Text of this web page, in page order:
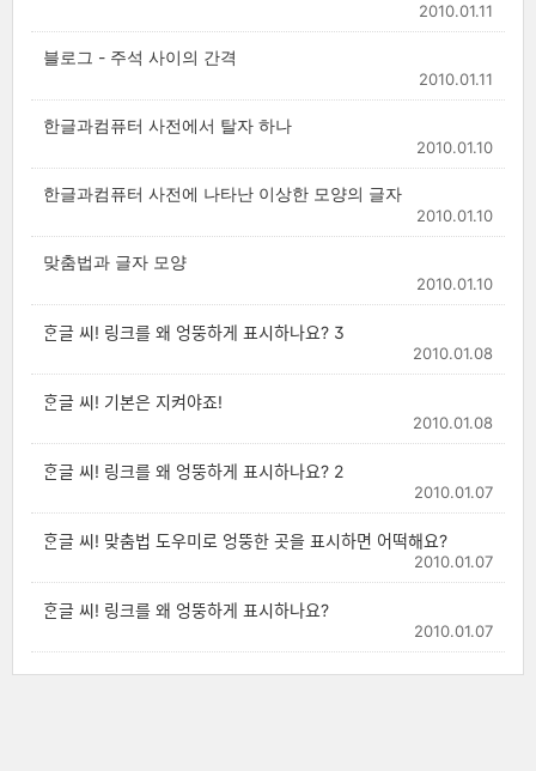
2010.01.11
블로그 - 주석 사이의 간격
2010.01.11
한글과컴퓨터 사전에서 탈자 하나
2010.01.10
한글과컴퓨터 사전에 나타난 이상한 모양의 글자
2010.01.10
맞춤법과 글자 모양
2010.01.10
ᄒᆞᆫ글 씨! 링크를 왜 엉뚱하게 표시하나요? 3
2010.01.08
ᄒᆞᆫ글 씨! 기본은 지켜야죠!
2010.01.08
ᄒᆞᆫ글 씨! 링크를 왜 엉뚱하게 표시하나요? 2
2010.01.07
ᄒᆞᆫ글 씨! 맞춤법 도우미로 엉뚱한 곳을 표시하면 어떡해요?
2010.01.07
ᄒᆞᆫ글 씨! 링크를 왜 엉뚱하게 표시하나요?
2010.01.07